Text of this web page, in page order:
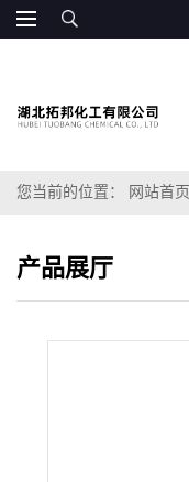
您当前的位置： 网站首页
产品展厅